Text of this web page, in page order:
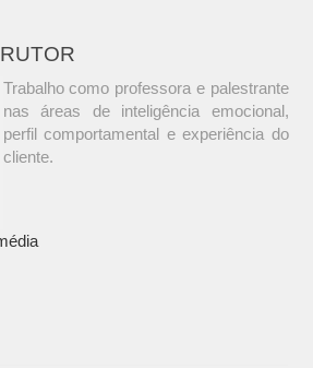
Trabalho como professora e palestrante
nas áreas de inteligência emocional,
perfil comportamental e experiência do
cliente.